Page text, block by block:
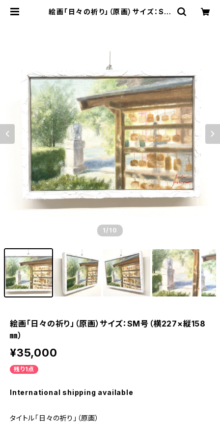
絵画「日々の祈り」（原画）サイズ：SM
1 /10
絵画「日々の祈り」（原画）サイズ：SM号（横227×縦158
㎜）
¥35,000
残り1点
International shipping available
タイトル「日々の祈り」（原画）